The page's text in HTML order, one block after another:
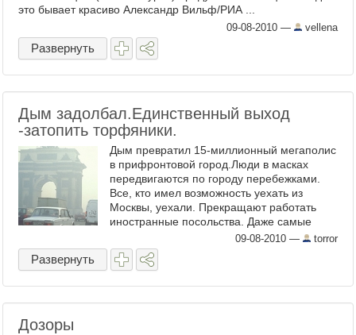
это бывает красиво Александр Вильф/РИА ...
09-08-2010 — vellena
Развернуть
Дым задолбал.Единственный выход
-затопить торфяники.
Дым превратил 15-миллионный мегаполис
в прифронтовой город.Люди в масках
передвигаются по городу перебежками.
Все, кто имел возможность уехать из
Москвы, уехали. Прекращают работать
иностранные посольства. Даже самые
суровые работодатели ...09-08-2010 — torror
Развернуть
Дозоры